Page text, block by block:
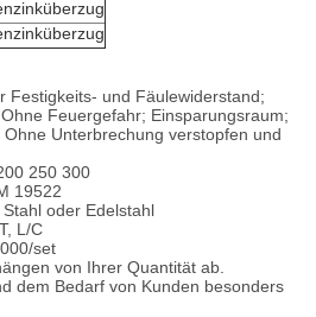
Festigkeits- und Fäulewiderstand;
Feuergefahr; Einsparungsraum;
Unterbrechung verstopfen und
250 300
19522
oder Edelstahl
L/C
set
von Ihrer Quantität ab.
dem Bedarf von Kunden besonders